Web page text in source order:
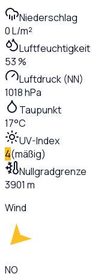
Niederschlag
0 L/m²
Luftfeuchtigkeit
53 %
Luftdruck (NN)
1018 hPa
Taupunkt
17°C
UV-Index
4(mäßig)
Nullgradgrenze
3901 m
Wind
NO